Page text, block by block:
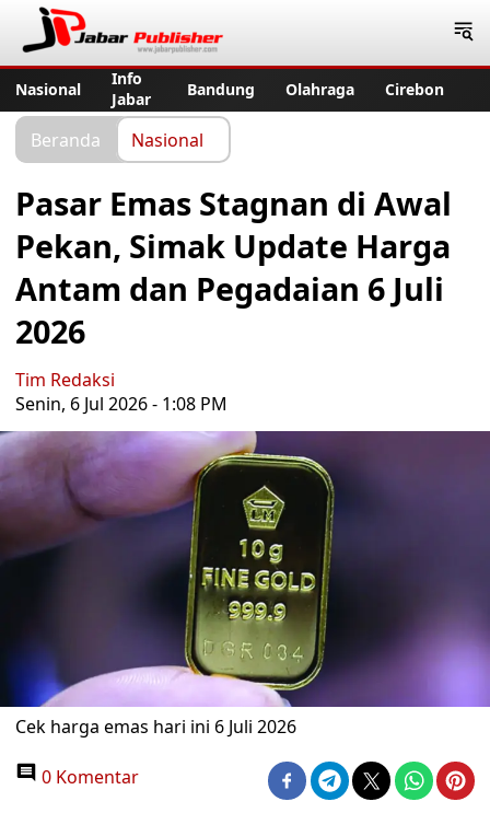
Nasional
Info
Jabar
Bandung Olahraga Cirebon
Beranda Nasional
Pasar Emas Stagnan di Awal
Pekan, Simak Update Harga
Antam dan Pegadaian 6 Juli
2026
Tim Redaksi
Senin, 6 Jul 2026 - 1:08 PM
Cek harga emas hari ini 6 Juli 2026
0 Komentar